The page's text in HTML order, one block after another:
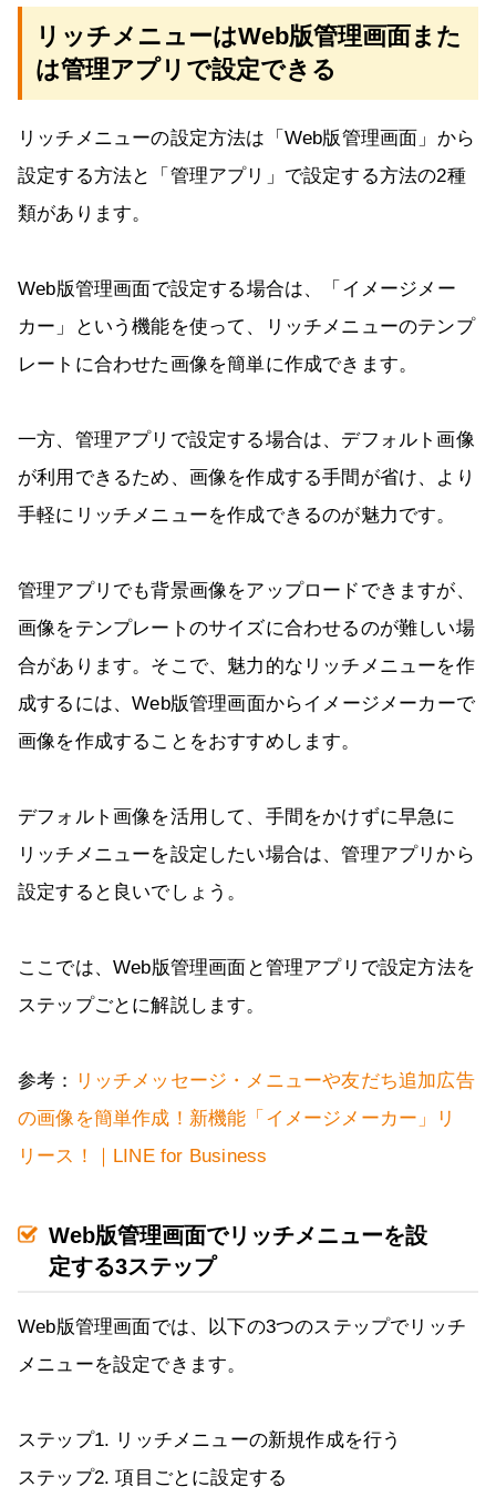
リッチメニューはWeb版管理画面また
は管理アプリで設定できる
リッチメニューの設定方法は「Web版管理画面」から
設定する方法と「管理アプリ」で設定する方法の2種
類があります。
Web版管理画面で設定する場合は、「イメージメー
カー」という機能を使って、リッチメニューのテンプ
レートに合わせた画像を簡単に作成できます。
一方、管理アプリで設定する場合は、デフォルト画像
が利用できるため、画像を作成する手間が省け、より
手軽にリッチメニューを作成できるのが魅力です。
管理アプリでも背景画像をアップロードできますが、
画像をテンプレートのサイズに合わせるのが難しい場
合があります。そこで、魅力的なリッチメニューを作
成するには、Web版管理画面からイメージメーカーで
画像を作成することをおすすめします。
デフォルト画像を活用して、手間をかけずに早急に
リッチメニューを設定したい場合は、管理アプリから
設定すると良いでしょう。
ここでは、Web版管理画面と管理アプリで設定方法を
ステップごとに解説します。
参考：
リッチメッセージ・メニューや友だち追加広告
の画像を簡単作成！新機能「イメージメーカー」リ
リース！｜LINE for Business
Web版管理画面でリッチメニューを設
定する3ステップ
Web版管理画面では、以下の3つのステップでリッチ
メニューを設定できます。
ステップ1. リッチメニューの新規作成を行う
ステップ2. 項目ごとに設定する